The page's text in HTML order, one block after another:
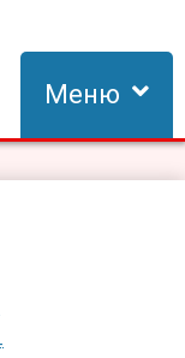
видань для
Меню